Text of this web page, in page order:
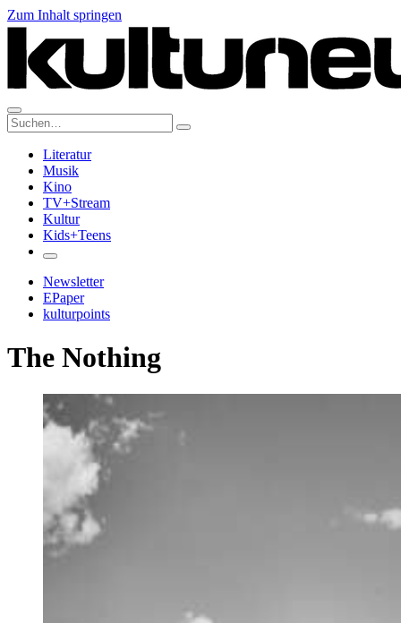
Zum Inhalt springen
Suche:
Literatur
Musik
Kino
TV+Stream
Kultur
Kids+Teens
Newsletter
EPaper
kulturpoints
The Nothing